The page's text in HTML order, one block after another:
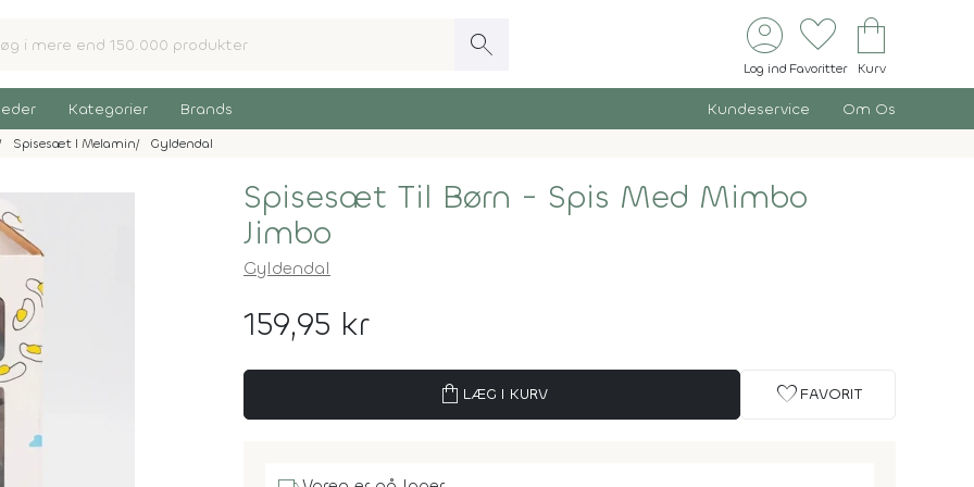
search account_circle
Log ind
favorite
Favoritter
shopping_bag
Kurv
Kategorier Brands Kundeservice Om Os
Spisesæt I Melamin Gyldendal
Spisesæt Til Børn - Spis Med Mimbo
Jimbo
Gyldendal
159,95 kr
shopping_bag LÆG I KURV favorite FAVORIT